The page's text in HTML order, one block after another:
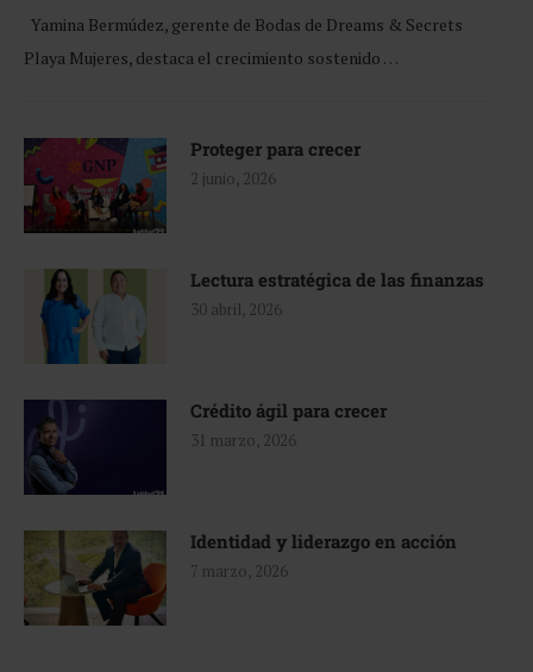
Yamina Bermúdez, gerente de Bodas de Dreams & Secrets
Playa Mujeres, destaca el crecimiento sostenido …
Proteger para crecer
2 junio, 2026
Lectura estratégica de las finanzas
30 abril, 2026
Crédito ágil para crecer
31 marzo, 2026
Identidad y liderazgo en acción
7 marzo, 2026